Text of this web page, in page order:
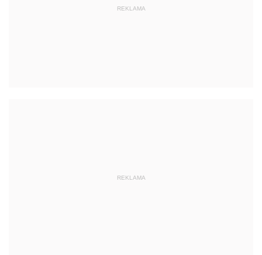
REKLAMA
REKLAMA